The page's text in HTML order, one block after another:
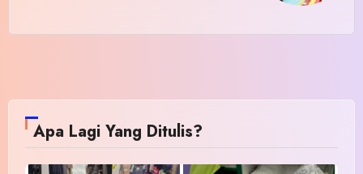
Apa Lagi Yang Ditulis?